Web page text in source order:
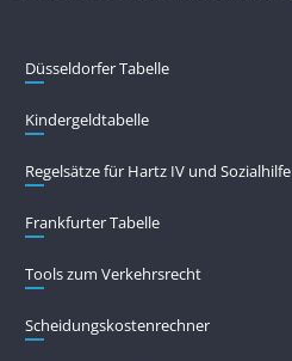
Düsseldorfer Tabelle
Kindergeldtabelle
Regelsätze für Hartz IV und Sozialhilfe
Frankfurter Tabelle
Tools zum Verkehrsrecht
Scheidungskostenrechner